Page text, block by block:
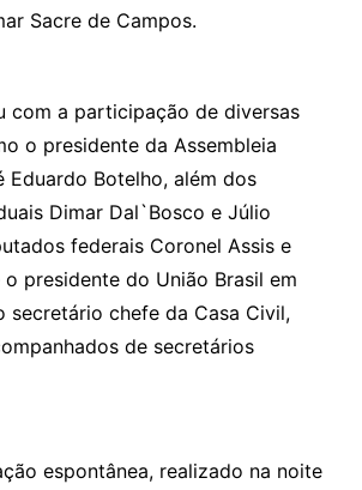
Sacre de Campos.
com a participação de diversas
o presidente da Assembleia
Eduardo Botelho, além dos
Dimar Dal`Bosco e Júlio
federais Coronel Assis e
o presidente do União Brasil em
secretário chefe da Casa Civil,
de secretários
espontânea, realizado na noite